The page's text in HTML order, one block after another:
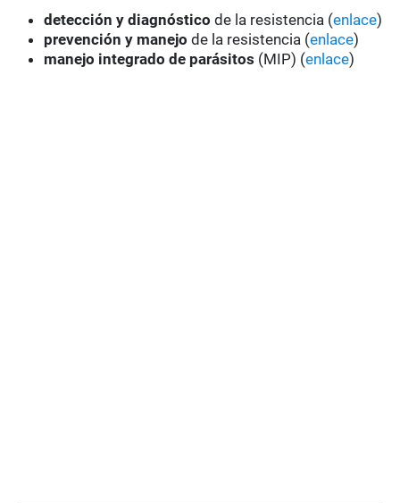
detección y diagnóstico de la resistencia (enlace)
prevención y manejo de la resistencia (enlace)
manejo integrado de parásitos (MIP) (enlace)